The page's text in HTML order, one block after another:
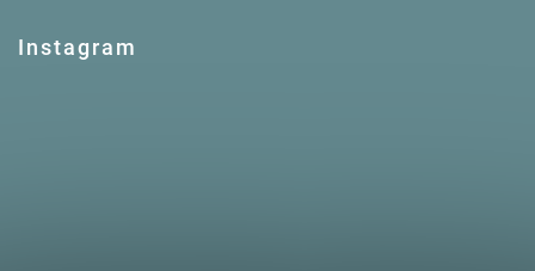
Instagram